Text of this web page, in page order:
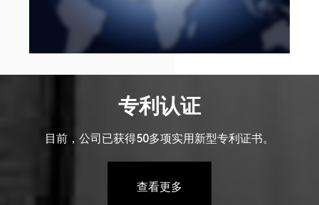
专利认证
目前，公司已获得50多项实用新型专利证书。
查看更多